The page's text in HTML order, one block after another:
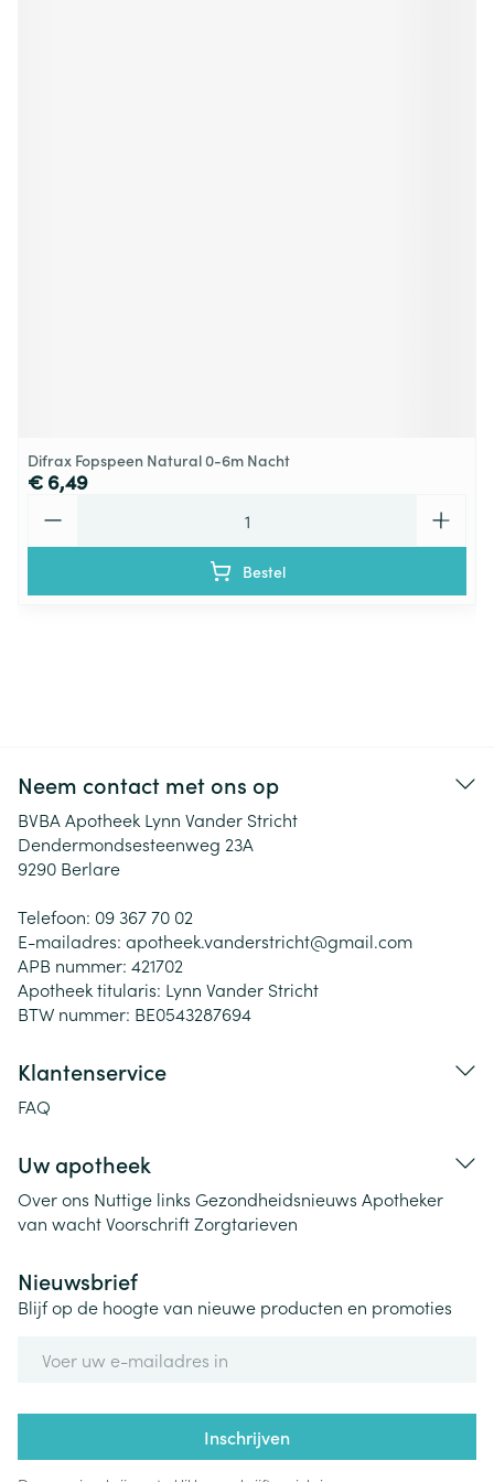
Difrax Fopspeen Natural 0-6m Nacht
€ 6,49
Bestel
Neem contact met ons op
BVBA Apotheek Lynn Vander Stricht
Dendermondsesteenweg 23A
9290 Berlare
Telefoon: 09 367 70 02
E-mailadres: apotheek.vanderstricht@gmail.com
APB nummer: 421702
Apotheek titularis: Lynn Vander Stricht
BTW nummer: BE0543287694
Klantenservice
FAQ
Uw apotheek
Over ons Nuttige links Gezondheidsnieuws Apotheker
van wachtVoorschriftZorgtarieven
Nieuwsbrief
Blijf op de hoogte van nieuwe producten en promoties
Inschrijven